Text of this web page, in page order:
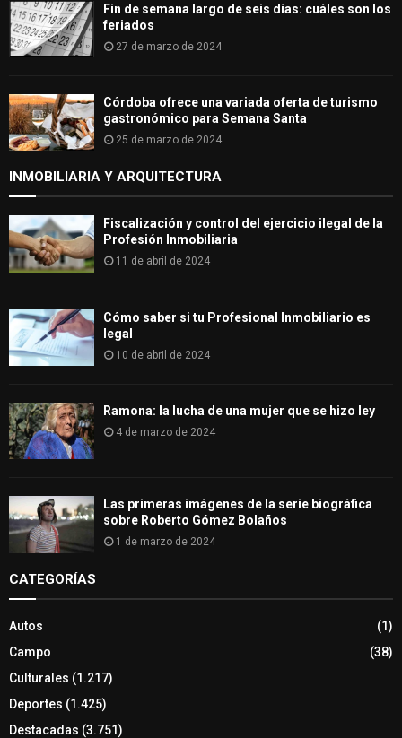
Fin de semana largo de seis días: cuáles son los
feriados
27 de marzo de 2024
Córdoba ofrece una variada oferta de turismo
gastronómico para Semana Santa
25 de marzo de 2024
INMOBILIARIA Y ARQUITECTURA
Fiscalización y control del ejercicio ilegal de la
Profesión Inmobiliaria
11 de abril de 2024
Cómo saber si tu Profesional Inmobiliario es
legal
10 de abril de 2024
Ramona: la lucha de una mujer que se hizo ley
4 de marzo de 2024
Las primeras imágenes de la serie biográfica
sobre Roberto Gómez Bolaños
1 de marzo de 2024
CATEGORÍAS
Autos
(1)
Campo
(38)
Culturales (1.217)
Deportes (1.425)
Destacadas (3.751)